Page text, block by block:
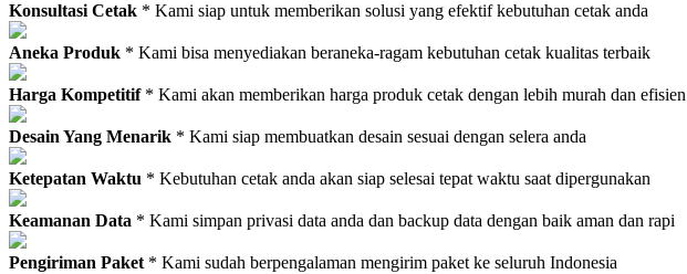
Konsultasi Cetak * Kami siap untuk memberikan solusi yang efektif kebutuhan cetak anda
Aneka Produk * Kami bisa menyediakan beraneka-ragam kebutuhan cetak kualitas terbaik
Harga Kompetitif* Kami akan memberikan harga produk cetak dengan lebih murah dan efisien
Desain Yang Menarik * Kami siap membuatkan desain sesuai dengan selera anda
Ketepatan Waktu * Kebutuhan cetak anda akan siap selesai tepat waktu saat dipergunakan
Keamanan Data * Kami simpan privasi data anda dan backup data dengan baik aman dan rapi
Pengiriman Paket * Kami sudah berpengalaman mengirim paket ke seluruh Indonesia